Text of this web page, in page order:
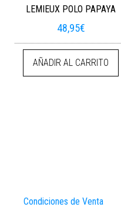
LEMIEUX POLO PAPAYA
48,95€
AÑADIR AL CARRITO
Condiciones de Venta